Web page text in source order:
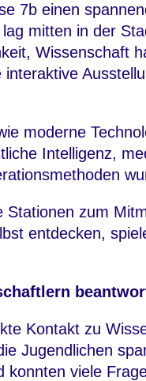
7b einen
mitten in der
Wissenschaft
moderne
Intelligenz,
zum
entdecken,
Kontakt zu
Jugendlichen
konnten viele